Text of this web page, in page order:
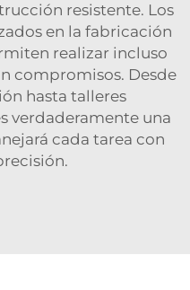
resistente. Los
en la fabricación
realizar incluso
compromisos. Desde
hasta talleres
verdaderamente una
cada tarea con